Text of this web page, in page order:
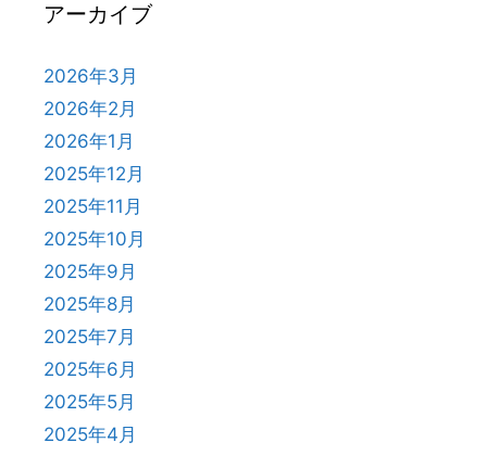
アーカイブ
2026年3月
2026年2月
2026年1月
2025年12月
2025年11月
2025年10月
2025年9月
2025年8月
2025年7月
2025年6月
2025年5月
2025年4月